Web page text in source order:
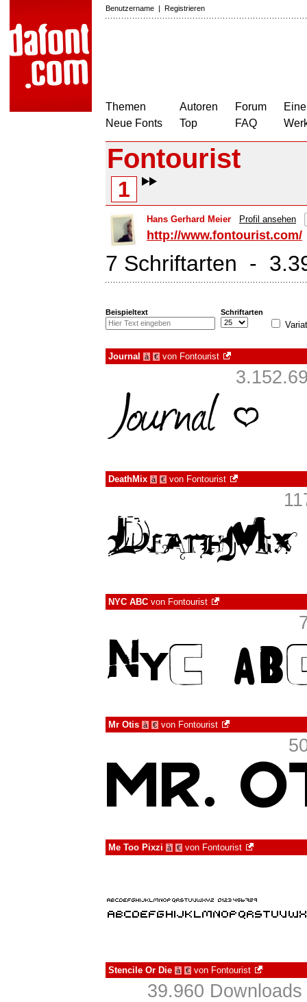
Benutzername | Registrieren
Themen
Neue Fonts
Autoren
Top
Forum
FAQ
Fontourist
1
Hans Gerhard Meier Profil ansehen
http://www.fontourist.com/
7 Schriftarten -
Beispieltext Schriftarten
Journal à € von Fontourist
DeathMix à € von Fontourist
NYC ABC von Fontourist
Mr Otis à € von Fontourist
Me Too Pixzi à € von Fontourist
Stencile Or Die à € von Fontourist
39.960